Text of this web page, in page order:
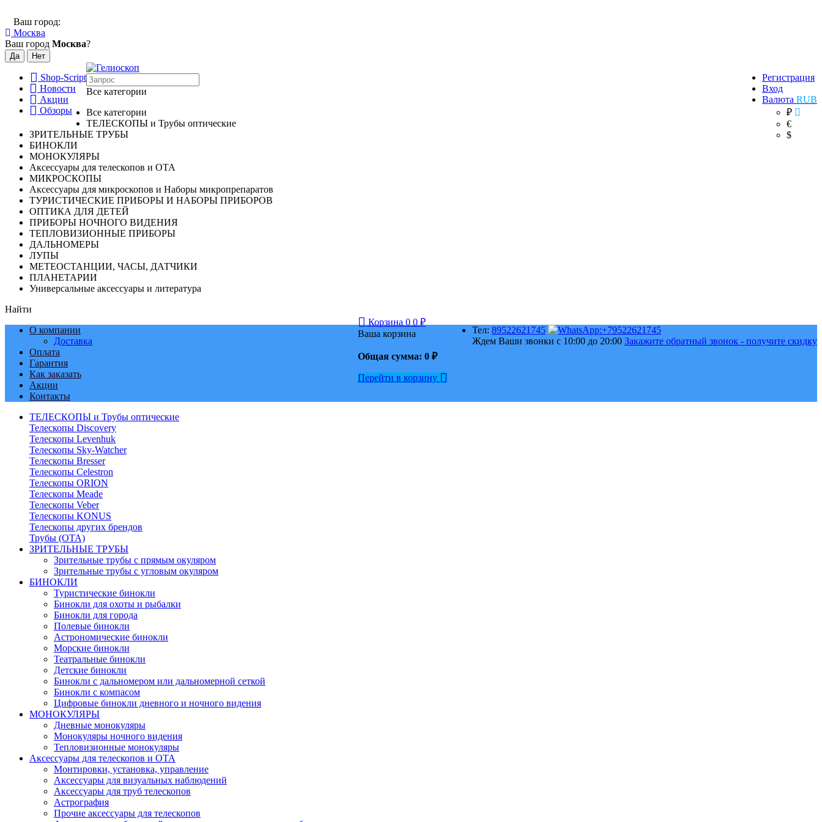
Ваш город:
Москва
Ваш город Москва?
Shop-Script
Новости
Акции
Обзоры
Регистрация
Вход
Валюта RUB
₽
€
$
Все категории
Все категории
ТЕЛЕСКОПЫ и Трубы оптические
ЗРИТЕЛЬНЫЕ ТРУБЫ
БИНОКЛИ
МОНОКУЛЯРЫ
Аксессуары для телескопов и ОТА
МИКРОСКОПЫ
Аксессуары для микроскопов и Наборы микропрепаратов
ТУРИСТИЧЕСКИЕ ПРИБОРЫ И НАБОРЫ ПРИБОРОВ
ОПТИКА ДЛЯ ДЕТЕЙ
ПРИБОРЫ НОЧНОГО ВИДЕНИЯ
ТЕПЛОВИЗИОННЫЕ ПРИБОРЫ
ДАЛЬНОМЕРЫ
ЛУПЫ
МЕТЕОСТАНЦИИ, ЧАСЫ, ДАТЧИКИ
ПЛАНЕТАРИИ
Универсальные аксессуары и литература
Найти
Тел: 89522621745
Ждем Ваши звонки с 10:00 до 20:00 Закажите обратный звонок - получите скидку
Корзина 0 0 ₽
Ваша корзина
Общая сумма: 0 ₽
Перейти в корзину
О компании
Доставка
Оплата
Гарантия
Как заказать
Акции
Контакты
ТЕЛЕСКОПЫ и Трубы оптические
Телескопы Discovery
Телескопы Levenhuk
Телескопы Sky-Watcher
Телескопы Bresser
Телескопы Celestron
Телескопы ORION
Телескопы Meade
Телескопы Veber
Телескопы KONUS
Телескопы других брендов
Трубы (ОТА)
ЗРИТЕЛЬНЫЕ ТРУБЫ
Зрительные трубы с прямым окуляром
Зрительные трубы с угловым окуляром
БИНОКЛИ
Туристические бинокли
Бинокли для охоты и рыбалки
Бинокли для города
Полевые бинокли
Астрономические бинокли
Морские бинокли
Театральные бинокли
Детские бинокли
Бинокли с дальномером или дальномерной сеткой
Бинокли с компасом
Цифровые бинокли дневного и ночного видения
МОНОКУЛЯРЫ
Дневные монокуляры
Монокуляры ночного видения
Тепловизионные монокуляры
Аксессуары для телескопов и ОТА
Монтировки, установка, управление
Аксессуары для визуальных наблюдений
Аксессуары для труб телескопов
Астрография
Прочие аксессуары для телескопов